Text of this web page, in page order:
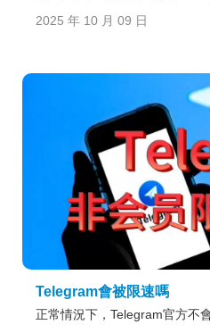
2025 年 10 月 09 日
Telegram會被限速嗎
正常情況下，Telegram官方不會